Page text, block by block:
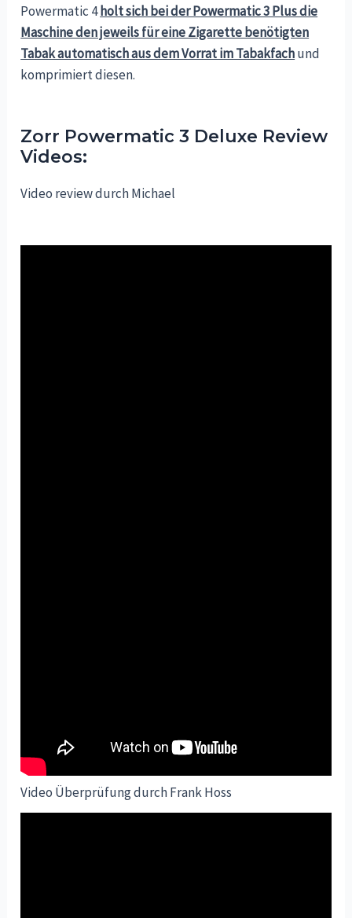
Powermatic 4holt sich bei der Powermatic 3 Plus die
Maschine den jeweils für eine Zigarette benötigten
Tabak automatisch aus dem Vorrat im Tabakfachund
komprimiert diesen.
Zorr Powermatic 3 Deluxe Review
Videos:
Video review durch Michael
Video Überprüfung durch Frank Hoss